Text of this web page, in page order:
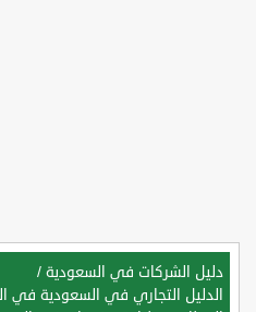
دليل الشركات في السعودية /
الدليل التجاري في السعودية في